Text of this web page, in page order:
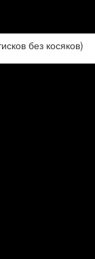
без косяков)